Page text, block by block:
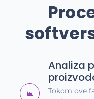
Analiza
Tokom ove